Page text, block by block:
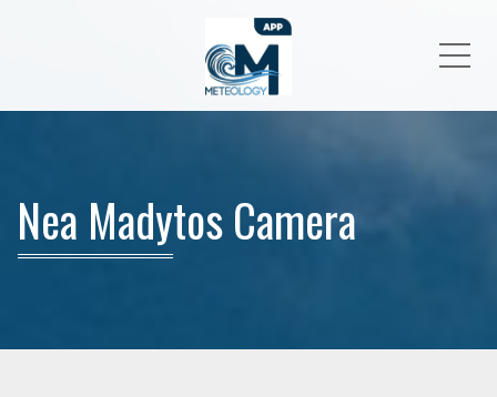
Nea Madytos Camera